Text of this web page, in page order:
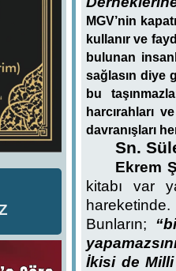
MGV’nin
kullanır ve
bulunan
sağlasın diye
bu
harcırahları
davranışları
Sn.
Ekrem
kitabı var
Bunların;
İkisi de